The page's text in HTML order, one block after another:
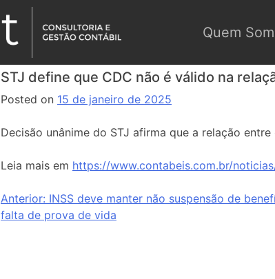
Quem
STJ define que CDC não é válido na
Posted on 15 de janeiro de 2025
Decisão unânime do STJ afirma que a relação entre
Leia mais em https://www.contabeis.com.br/
Anterior: INSS deve manter não suspensão de
falta de prova de vida